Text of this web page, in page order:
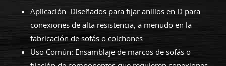
Aplicación: Diseñados para fijar anillos en D para
conexiones de alta resistencia, a menudo en la
fabricación de sofás o colchones.
Uso Común: Ensamblaje de marcos de sofás o